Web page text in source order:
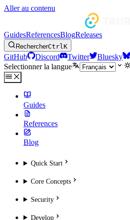
Aller au contenu
GuidesReferencesBlogReleases
RechercherCtrlK
GitHub Discord Twitter Bluesky
Selectionner la langue
Guides
References
Blog
Quick Start
Core Concepts
Security
Develop